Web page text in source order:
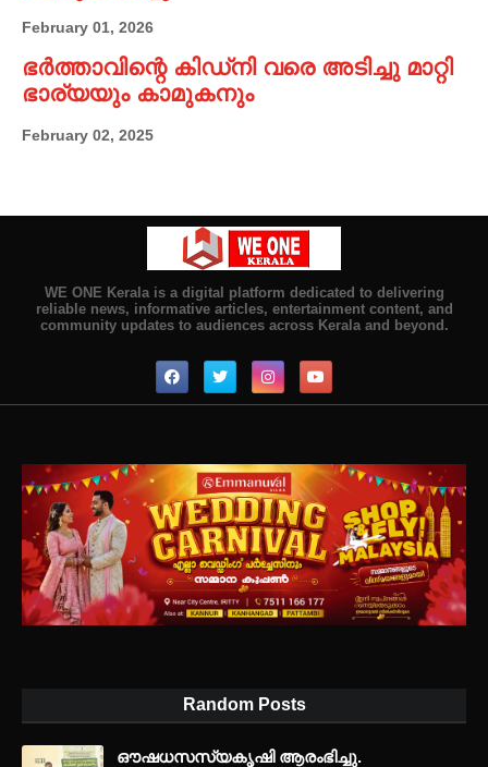
February 01, 2026
ഭർത്താവിന്റെ കിഡ്നി വരെ അടിച്ചു മാറ്റി
ഭാര്യയും കാമുകനും
February 02, 2025
WE ONE Kerala is a digital platform dedicated to delivering
reliable news, informative articles, entertainment content, and
community updates to audiences across Kerala and beyond.
Random Posts
ഔഷധസസ്യകൃഷി ആരംഭിച്ചു.